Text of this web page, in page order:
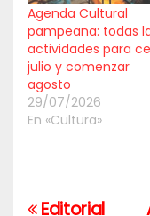
Agenda Cultural
pampeana: todas
actividades para
julio y comenzar
agosto
29/07/2026
En «Cultura»
Editorial